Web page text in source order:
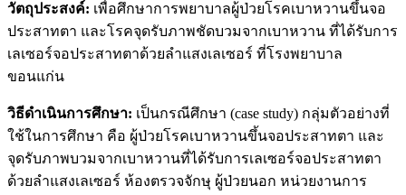
วัตถุประสงค์: เพื่อศึกษาการพยาบาลผู้ป่วยโรคเบาหวานขึ้นจอ
ประสาทตา และโรคจุดรับภาพชัดบวมจากเบาหวาน ที่ได้รับการ
เลเซอร์จอประสาทตาด้วยลำแสงเลเซอร์ ที่โรงพยาบาล
ขอนแก่น
วิธีดำเนินการศึกษา: เป็นกรณีศึกษา (case study) กลุ่มตัวอย่างที่
ใช้ในการศึกษา คือ ผู้ป่วยโรคเบาหวานขึ้นจอประสาทตา และ
จุดรับภาพบวมจากเบาหวานที่ได้รับการเลเซอร์จอประสาทตา
ด้วยลำแสงเลเซอร์ ห้องตรวจจักษุ ผู้ป่วยนอก หน่วยงานการ